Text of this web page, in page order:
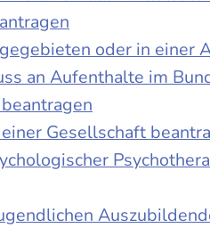
oder in einer
an Aufenthalte im
Gesellschaft